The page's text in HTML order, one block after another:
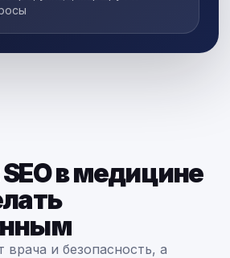
в медицине
и безопасность, а